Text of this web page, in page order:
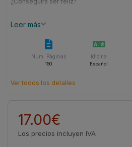
Leer más
Num. Páginas
150
Idioma
Español
Ver todos los detalles
17.00€
Los precios incluyen IVA